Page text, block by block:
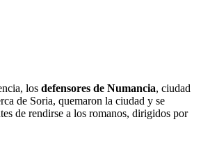
los defensores de Numancia, ciudad
de Soria, quemaron la ciudad y se
de rendirse a los romanos, dirigidos por